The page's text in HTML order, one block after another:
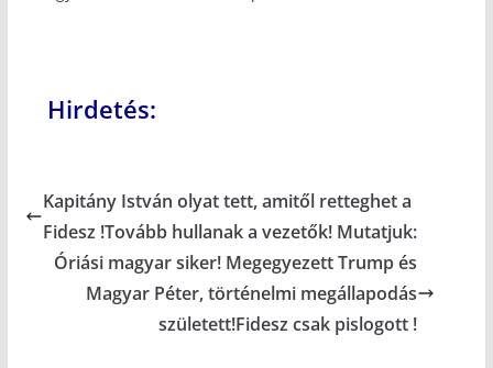
Hirdetés:
Kapitány István olyat tett, amitől retteghet a
Fidesz !Tovább hullanak a vezetők! Mutatjuk:
Óriási magyar siker! Megegyezett Trump és
Magyar Péter, történelmi megállapodás
született!Fidesz csak pislogott !